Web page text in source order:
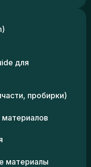
для
пробирки)
материалы